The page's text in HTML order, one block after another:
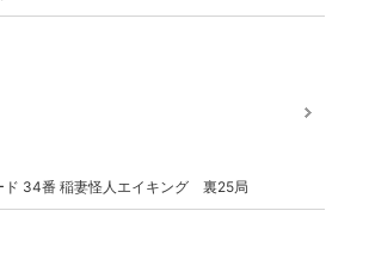
ド 34番 稲妻怪人エイキング 裏25局